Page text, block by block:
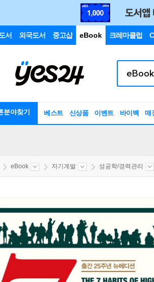
서 외국도서 중고샵 eBook 크레마클럽
분야찾기 베스트 신상품 이벤트 바이백 매
eBook 자기계발 성공학/경력관리